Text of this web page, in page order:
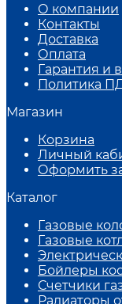
О компании
Контакты
Доставка
Оплата
Гарантия и
Политика
Магазин
Корзина
Личный
Оформить
Каталог
Газовые
Газовые
Бойлеры
Счетчики
Радиаторы